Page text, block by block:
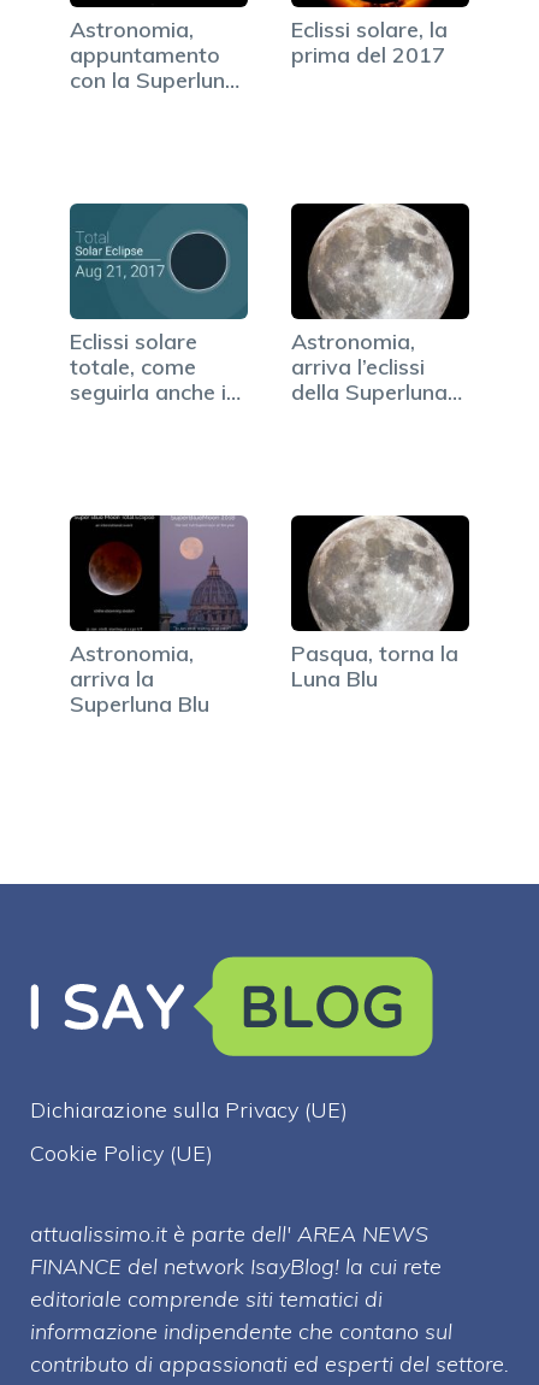
Astronomia,
appuntamento
con la Superluna
Eclissi solare, la
prima del 2017
Eclissi solare
totale, come
seguirla anche in
Astronomia,
arriva l’eclissi
della Superluna
Astronomia,
arriva la
Superluna Blu
Pasqua, torna la
Luna Blu
Dichiarazione sulla Privacy (UE)
Cookie Policy (UE)
attualissimo.it è parte dell' AREA NEWS
FINANCE del network IsayBlog! la cui rete
editoriale comprende siti tematici di
informazione indipendente che contano sul
contributo di appassionati ed esperti del settore.